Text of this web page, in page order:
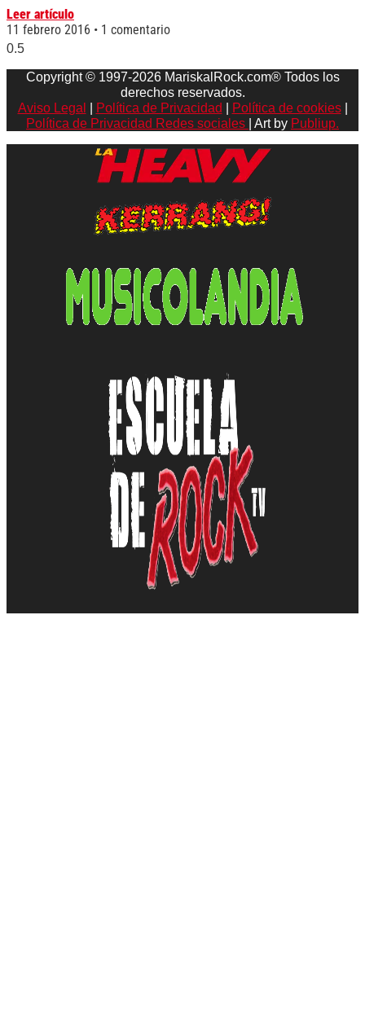
Leer artículo
11 febrero 2016
1 comentario
Copyright © 1997-2026 MariskalRock.com® Todos los
derechos reservados.
Aviso Legal
Política de Privacidad Política de cookies|
Política de Privacidad Redes sociales
| Art by Publiup.